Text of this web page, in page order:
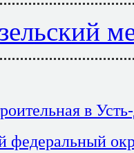
в
федеральный